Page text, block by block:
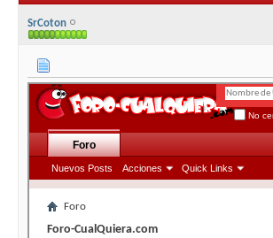
SrCoton